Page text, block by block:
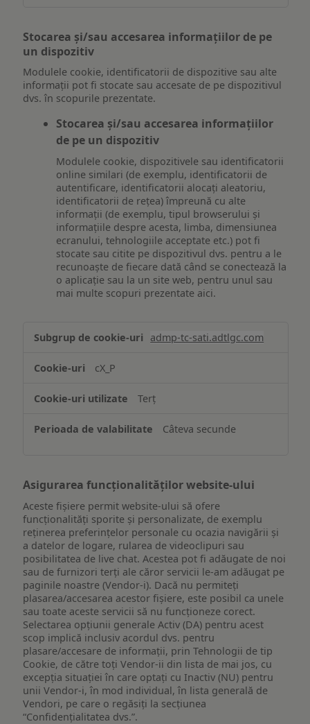
Stocarea și/sau accesarea informațiilor de pe
un dispozitiv
Modulele cookie, identificatorii de dispozitive sau alte
informații pot fi stocate sau accesate de pe dispozitivul
dvs. în scopurile prezentate.
Stocarea și/sau accesarea informațiilor
de pe un dispozitiv
Modulele cookie, dispozitivele sau identificatorii
online similari (de exemplu, identificatorii de
autentificare, identificatorii alocați aleatoriu,
identificatorii de rețea) împreună cu alte
informații (de exemplu, tipul browserului și
informațiile despre acesta, limba, dimensiunea
ecranului, tehnologiile acceptate etc.) pot fi
stocate sau citite pe dispozitivul dvs. pentru a le
recunoaște de fiecare dată când se conectează la
o aplicație sau la un site web, pentru unul sau
mai multe scopuri prezentate aici.
și/sau
informațiilor
pe
dispozitiv
admp-tc-sati.adtlgc.com
cX_P
Terț
Câteva secunde
Asigurarea funcționalităților website-ului
Aceste fișiere permit website-ului să ofere
funcționalități sporite și personalizate, de exemplu
reţinerea preferinţelor personale cu ocazia navigării și
a datelor de logare, rularea de videoclipuri sau
posibilitatea de live chat. Acestea pot fi adăugate de noi
sau de furnizori terți ale căror servicii le-am adăugat pe
paginile noastre (Vendor-i). Dacă nu permiteți
plasarea/accesarea acestor fișiere, este posibil ca unele
sau toate aceste servicii să nu funcționeze corect.
Selectarea opțiunii generale Activ (DA) pentru acest
scop implică inclusiv acordul dvs. pentru
plasare/accesare de informații, prin Tehnologii de tip
Cookie, de către toți Vendor-ii din lista de mai jos, cu
excepția situației în care optați cu Inactiv (NU) pentru
unii Vendor-i, în mod individual, în lista generală de
Vendori, pe care o regăsiți la secțiunea
“Confidențialitatea dvs.”.